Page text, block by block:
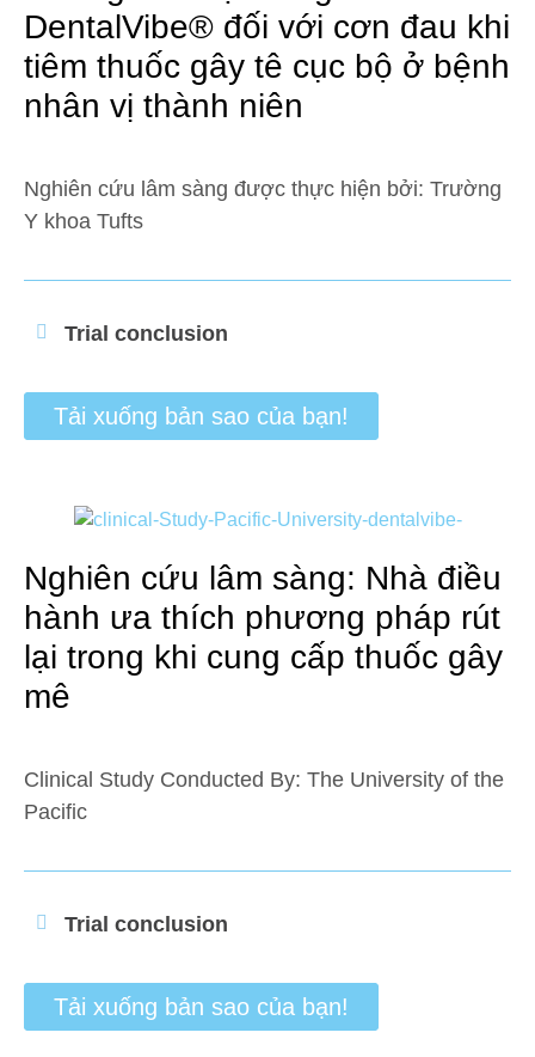
DentalVibe® đối với cơn đau khi
tiêm thuốc gây tê cục bộ ở bệnh
nhân vị thành niên
Nghiên cứu lâm sàng được thực hiện bởi: Trường
Y khoa Tufts
Trial conclusion
Tải xuống bản sao của bạn!
Nghiên cứu lâm sàng: Nhà điều
hành ưa thích phương pháp rút
lại trong khi cung cấp thuốc gây
mê
Clinical Study Conducted By: The University of the
Pacific
Trial conclusion
Tải xuống bản sao của bạn!